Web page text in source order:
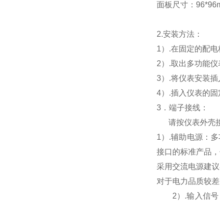
面板尺寸：
2.安装方法：
1）.在固定的配
2）.取出多功能
3）.将仪表安装
4）.插入仪表的
3 ．端子接线：
请按仪表外壳
1） .辅助电源：
接口的标准产品
采用交流电源建
对于电力品质较
2） .输入信